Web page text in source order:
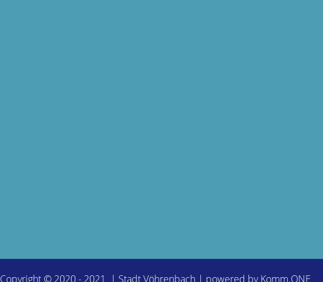
Copyright © 2020 - 2021 | Stadt Vöhrenbach | powered byKomm.ONE